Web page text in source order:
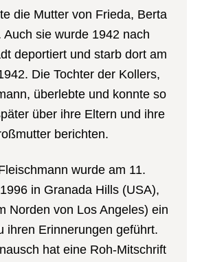
die Mutter von Frieda, Berta
Auch sie wurde 1942 nach
deportiert und starb dort am
Die Tochter der Kollers,
überlebte und konnte so
über ihre Eltern und ihre
berichten.
wurde am 11.
in Granada Hills (USA),
Norden von Los Angeles) ein
ihren Erinnerungen geführt.
hat eine Roh-Mitschrift